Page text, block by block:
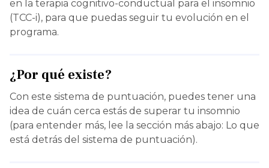
en la terapia cognitivo-conductual para el insomnio
(TCC-i), para que puedas seguir tu evolución en el
programa.
¿Por qué existe?
Con este sistema de puntuación, puedes tener una
idea de cuán cerca estás de superar tu insomnio
(para entender más, lee la sección más abajo: Lo que
está detrás del sistema de puntuación).